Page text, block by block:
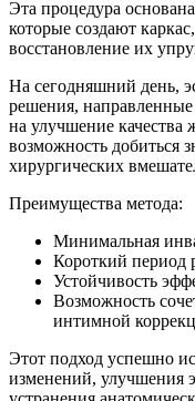
Эта процедура
которые создают
восстановление их
На сегодняшний день,
решения,
на улучшение
возможность добиться
хирургических
Преимущества метода:
Минимальная
Короткий период
Устойчивость
Возможность
интимной
Этот подход успешно
изменений, улучшения